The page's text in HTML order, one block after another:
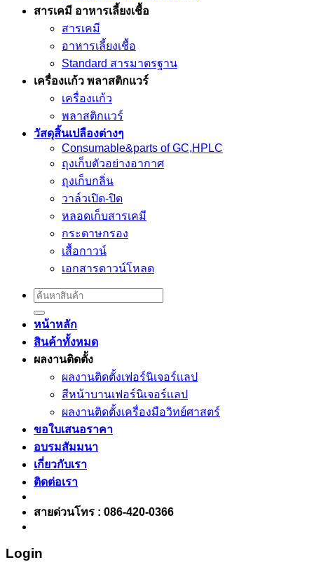
สารเคมี อาหารเลี้ยงเชื้อ
สารเคมี
อาหารเลี้ยงเชื้อ
Standard สารมาตรฐาน
เครื่องเเก้ว พลาสติกแวร์
เครื่องเเก้ว
พลาสติกแวร์
วัสดุสิ้นเปลืองต่างๆ
Consumable&parts of GC,HPLC
ถุงเก็บตัวอย่างอากาศ
ถุงเก็บกลิ่น
วาล์วเปิด-ปิด
หลอดเก็บสารเคมี
กระดาษกรอง
เสื้อกาวน์
เอกสารดาวน์โหลด
Search
for:
หน้าหลัก
สินค้าทั้งหมด
ผลงานติดตั้ง
ผลงานติดตั้งเฟอร์นิเจอร์เเลป
สีหน้าบานเฟอร์นิเจอร์เเลป
ผลงานติดตั้งเครื่องมือวิทย์ศาสตร์
ขอใบเสนอราคา
อบรมสัมมนา
เกี่ยวกับเรา
ติดต่อเรา
สายด่วนโทร : 086-420-0366
Login